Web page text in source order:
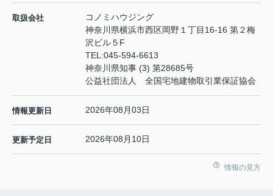
取扱会社
コノミハウジング
神奈川県横浜市西区岡野１丁目16-16 第２梅
沢ビル５F
TEL:045-594-6613
神奈川県知事 (3) 第28685号
公益社団法人 全国宅地建物取引業保証協会
情報更新日 2026年08月03日
更新予定日 2026年08月10日
情報の見方